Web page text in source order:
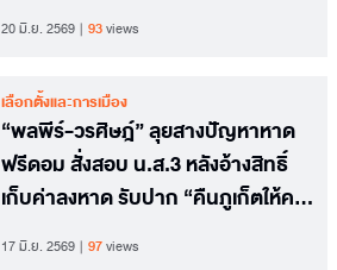
20 มิ.ย. 2569 93views
เลือกตั้งและการเมือง
“พลพีร์-วรศิษฎ์” ลุยสางปัญหาหาด
ฟรีดอม สั่งสอบ น.ส.3 หลังอ้างสิทธิ์
เก็บค่าลงหาด รับปาก “คืนภูเก็ตให้คน
ภูเก็ต”
17 มิ.ย. 2569 97views